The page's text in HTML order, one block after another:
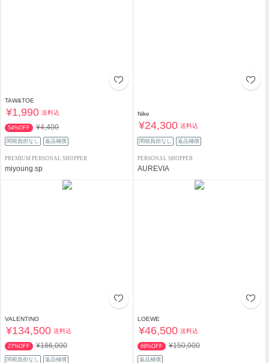
TAW&TOE
¥1,990 送料込
54%OFF ¥4,400
関税負担なし 返品補償
PREMIUM PERSONAL SHOPPER
miyoung.sp
Nike
¥24,300 送料込
関税負担なし 返品補償
PERSONAL SHOPPER
AUREVIA
VALENTINO
¥134,500 送料込
27%OFF ¥186,000
関税負担なし 返品補償
LOEWE
¥46,500 送料込
69%OFF ¥150,000
返品補償